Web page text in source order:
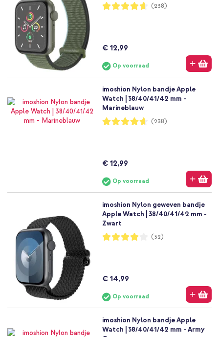
Waardering:
93%
(238)
€ 12,99
Op voorraad
imoshion Nylon bandje Apple
Watch | 38/40/41/42 mm -
Marineblauw
Waardering:
93%
(238)
€ 12,99
Op voorraad
imoshion Nylon geweven bandje
Apple Watch | 38/40/41/42 mm -
Zwart
Waardering:
81%
(32)
€ 14,99
Op voorraad
imoshion Nylon bandje Apple
Watch | 38/40/41/42 mm - Army